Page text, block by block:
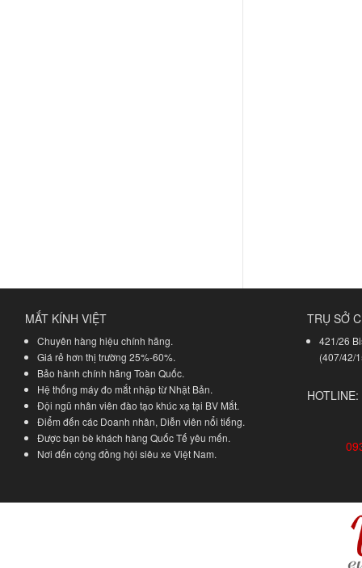
MẮT KÍNH VIỆT
Chuyên hàng hiệu chính hãng.
Giá rẻ hơn thị trường 25%-60%.
Bảo hành chính hãng Toàn Quốc.
Hệ thống máy đo mắt nhập từ Nhật Bản.
Đội ngũ nhân viên đào tạo khúc xạ tại BV Mắt.
Điểm đến các Doanh nhân, Diễn viên nổi tiếng.
Được bạn bè khách hàng Quốc Tế yêu mến.
Nơi đến cộng đồng hội siêu xe Việt Nam.
TRỤ SỞ
421/26
(407/42/
HOTLINE: